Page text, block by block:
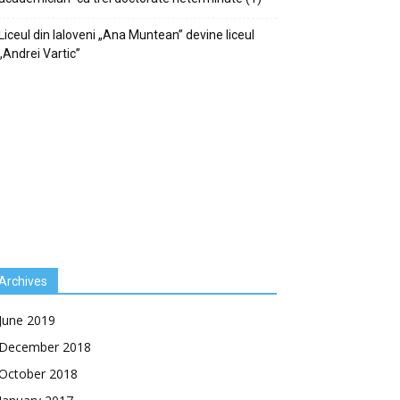
din Ialoveni „Ana Muntean” devine liceul
Vartic”
2019
2018
2018